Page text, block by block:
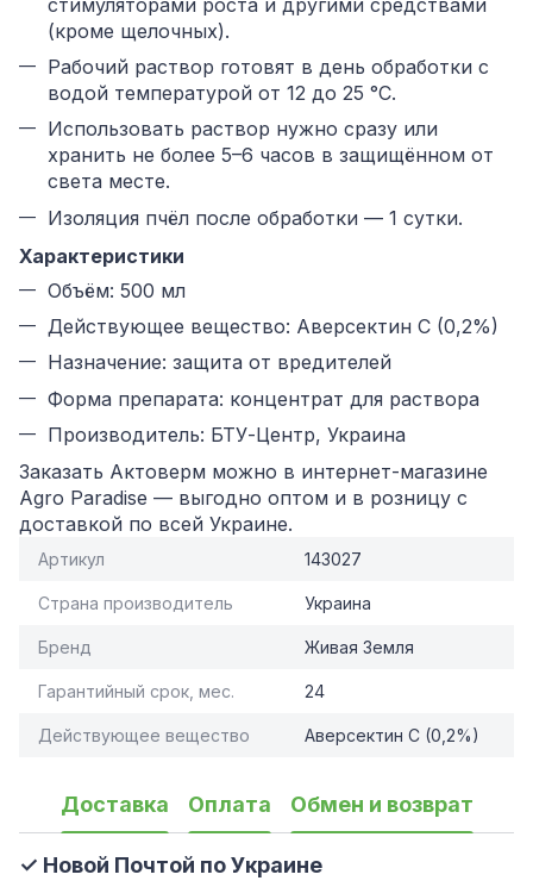
(кроме щелочных).
Рабочий раствор готовят в день обработки с
водой температурой от 12 до 25 °C.
Использовать раствор нужно сразу или
хранить не более 5–6 часов в защищённом от
света месте.
Изоляция пчёл после обработки — 1 сутки.
Характеристики
Объём: 500 мл
Действующее вещество: Аверсектин С (0,2%)
Назначение: защита от вредителей
Форма препарата: концентрат для раствора
Производитель: БТУ-Центр, Украина
Заказать Актоверм можно в интернет-магазине
Agro Paradise — выгодно оптом и в розницу с
доставкой по всей Украине.
Артикул 143027
Страна производитель Украина
Бренд Живая Земля
Гарантийный срок, мес. 24
Действующее вещество Аверсектин С (0,2%)
Доставка Оплата Обмен и возврат
✓ Новой Почтой по Украине